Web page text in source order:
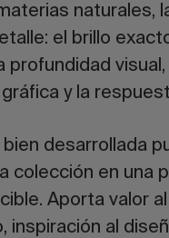
naturales,
el brillo
profundidad
y la
desarrollada
colección en una
Aporta valor
inspiración al